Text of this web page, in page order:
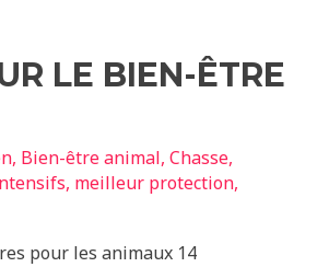
LE BIEN-ÊTRE
, Bien-être animal, Chasse,
, meilleur protection,
pour les animaux 14